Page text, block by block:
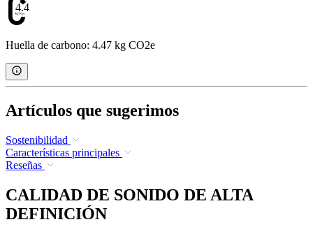
4.47
Huella de carbono: 4.47 kg CO2e
Artículos que sugerimos
Sostenibilidad
Características principales
Reseñas
CALIDAD DE SONIDO DE ALTA
DEFINICIÓN